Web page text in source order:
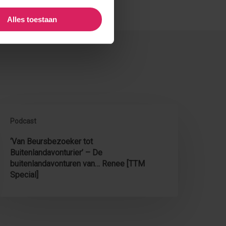
Alles toestaan
Podcast
Beursbezoeker
Buitenlandavonturier’
buitenlandavonturen
‘Van Beursbezoeker tot
Buitenlandavonturier’ – De
buitenlandavonturen van… Renee [TTM
Special]